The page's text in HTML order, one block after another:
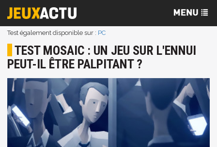
Test également disponible sur : PC
TEST MOSAIC : UN JEU SUR L'ENNUI
PEUT-IL ÊTRE PALPITANT ?